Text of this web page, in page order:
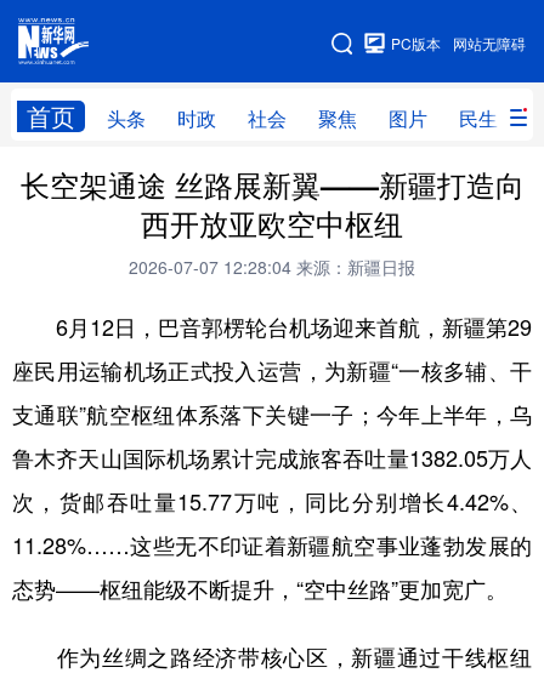
网站无障碍
PC版本
首页 头条 时政 社会 聚焦 图片 民生
网站地图
头条 时政 社会 聚焦
民生 访谈
服务
云游新疆 云端悦读 云看书画 光影新疆
人事频道 融媒体联播 廉政频道 新华视角看新疆
地方频道
北京 天津 河北 山西
吉林 上海 江苏
长空架通途 丝路展新翼——新疆打造向
西开放亚欧空中枢纽
2026-07-07 12:28:04 来源：新疆日报
6月12日，巴音郭楞轮台机场迎来首航，新疆第29
座民用运输机场正式投入运营，为新疆“一核多辅、干
支通联”航空枢纽体系落下关键一子；今年上半年，乌
鲁木齐天山国际机场累计完成旅客吞吐量1382.05万人
次，货邮吞吐量15.77万吨，同比分别增长4.42%、
11.28%……这些无不印证着新疆航空事业蓬勃发展的
态势——枢纽能级不断提升，“空中丝路”更加宽广。
作为丝绸之路经济带核心区，新疆通过干线枢纽